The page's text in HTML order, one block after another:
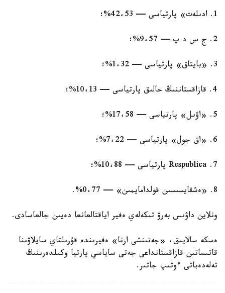
1. ادىلەت» پارتياسى — 42،53%؛
2. ج س د پ — 9،57%؛
3. «بايتاق» پارتياسى — 1،32%؛
4. قازاقستاننىڭ حالىق پارتياسى — 10،13%؛
5. «اۋىل» پارتياسى — 17،58%؛
6. «اق جول» پارتياسى — 7،22%؛
7. Respublica پارتياسى — 10،88%؛
8. «ەشقايسىسىن قولدامايمىن» — 0،77%.
ونلاين داۋىس بەرۋ تىكەلەي ەفير اياقتالعانعا دەيىن جالعاسادى.
ەسكە سالايىق، «جەتىنشى ارنا» ەفيرىندە قۇرىلتاي سايلاۋىنا
قاتىساتىن قازاقستانداعى جەتى ساياسي پارتيا وكىلدەرىنىڭ
تەلەدەباتى ءوتىپ جاتىر.